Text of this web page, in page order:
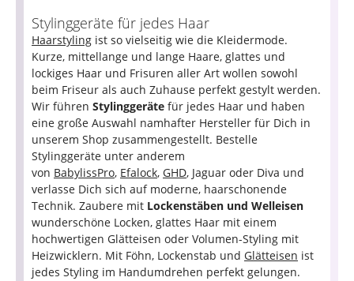
Stylinggeräte für jedes Haar
Haarstyling ist so vielseitig wie die Kleidermode.
Kurze, mittellange und lange Haare, glattes und
lockiges Haar und Frisuren aller Art wollen sowohl
beim Friseur als auch Zuhause perfekt gestylt werden.
Wir führen Stylinggeräte für jedes Haar und haben
eine große Auswahl namhafter Hersteller für Dich in
unserem Shop zusammengestellt. Bestelle
Stylinggeräte unter anderem
von BabylissPro, Efalock, GHD, Jaguar oder Diva und
verlasse Dich sich auf moderne, haarschonende
Technik. Zaubere mit Lockenstäben und Welleisen
wunderschöne Locken, glattes Haar mit einem
hochwertigen Glätteisen oder Volumen-Styling mit
Heizwicklern. Mit Föhn, Lockenstab und Glätteisen ist
jedes Styling im Handumdrehen perfekt gelungen.